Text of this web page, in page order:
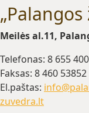
„Palangos
Meilės al.11,
Telefonas: 8 655
Faksas: 8 460 53852
El.paštas:
zuvedra.lt